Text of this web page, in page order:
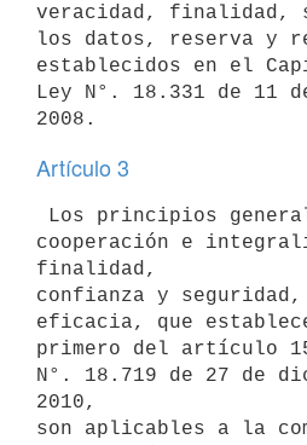
veracidad, finalidad,
los datos, reserva y
establecidos en el
Ley N°. 18.331 de 11
Artículo 3
cooperación e
finalidad,
confianza y
eficacia, que
primero del artículo
N°. 18.719 de 27 de
2010,
son aplicables a la